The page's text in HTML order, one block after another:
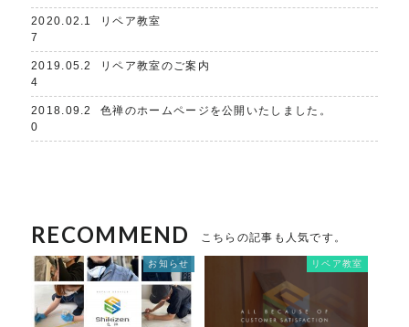
2020.02.1
7
リペア教室
2019.05.2
4
リペア教室のご案内
2018.09.2
0
色禅のホームページを公開いたしました。
RECOMMEND こちらの記事も人気です。
お知らせ リペア教室